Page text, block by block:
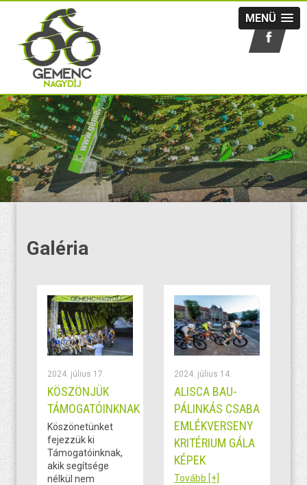
MENÜ
Galéria
2024. július 17.
KÖSZÖNJÜK
TÁMOGATÓINKNAK
Köszönetünket
fejezzük ki
Támogatóinknak,
akik segítsége
nélkül nem
2024. július 14.
ALISCA BAU-
PÁLINKÁS CSABA
EMLÉKVERSENY
KRITÉRIUM GÁLA
KÉPEK
Tovább [+]